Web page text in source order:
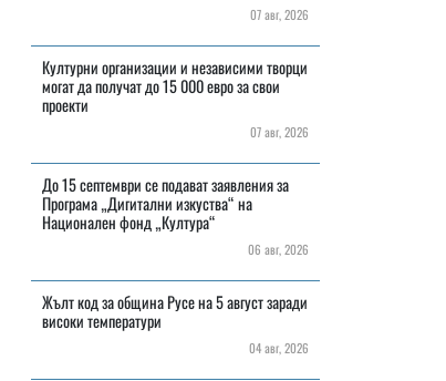
07 авг, 2026
Културни организации и независими творци
могат да получат до 15 000 евро за свои
проекти
07 авг, 2026
До 15 септември се подават заявления за
Програма „Дигитални изкуства“ на
Национален фонд „Култура“
06 авг, 2026
Жълт код за община Русе на 5 август заради
високи температури
04 авг, 2026